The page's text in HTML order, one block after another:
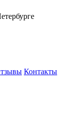
Контакты